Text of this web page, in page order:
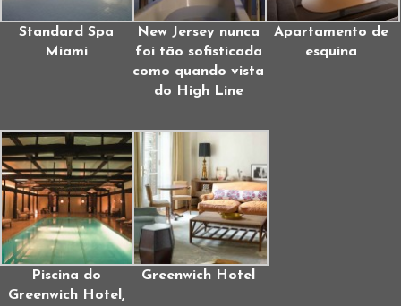
Standard Spa
Miami
New Jersey nunca
foi tão sofisticada
como quando vista
do High Line
Apartamento de
esquina
Piscina do
Greenwich Hotel,
Greenwich Hotel